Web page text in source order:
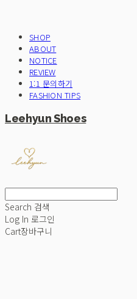
SHOP
ABOUT
NOTICE
REVIEW
1:1 문의하기
FASHION TIPS
Leehyun Shoes
Search 검색
Log In 로그인
Cart장바구니